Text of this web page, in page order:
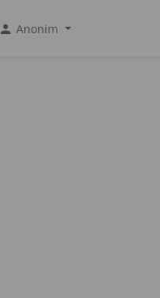
person Anonim